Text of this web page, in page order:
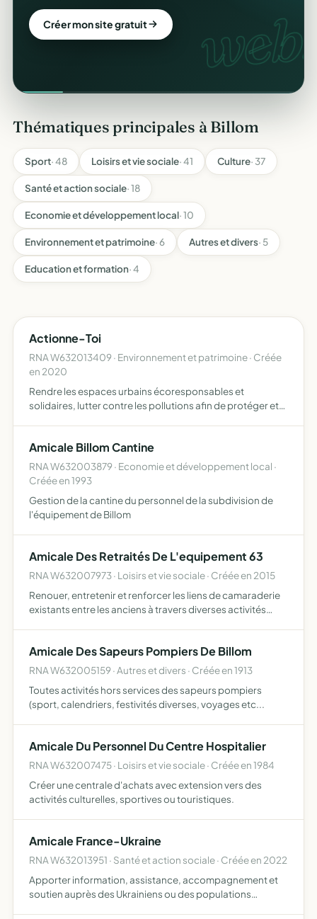
web.
Créer mon site gratuit
Thématiques principales à Billom
Sport· 48 Loisirs et vie sociale· 41 Culture· 37
Santé et action sociale· 18
Economie et développement local· 10
Environnement et patrimoine· 6 Autres et divers· 5
Education et formation· 4
Actionne-Toi
RNA W632013409 · Environnement et patrimoine · Créée
en 2020
Rendre les espaces urbains écoresponsables et
solidaires, lutter contre les pollutions afin de protéger et
Amicale Billom Cantine
RNA W632003879 · Economie et développement local ·
Créée en 1993
Gestion de la cantine du personnel de la subdivision de
l'équipement de Billom
Amicale Des Retraités De L'equipement 63
RNA W632007973 · Loisirs et vie sociale · Créée en 2015
Renouer, entretenir et renforcer les liens de camaraderie
existants entre les anciens à travers diverses activités
Amicale Des Sapeurs Pompiers De Billom
RNA W632005159 · Autres et divers · Créée en 1913
Toutes activités hors services des sapeurs pompiers
(sport, calendriers, festivités diverses, voyages etc...
Amicale Du Personnel Du Centre Hospitalier
RNA W632007475 · Loisirs et vie sociale · Créée en 1984
Créer une centrale d'achats avec extension vers des
activités culturelles, sportives ou touristiques.
Amicale France-Ukraine
RNA W632013951 · Santé et action sociale · Créée en 2022
Apporter information, assistance, accompagnement et
soutien auprès des Ukrainiens ou des populations